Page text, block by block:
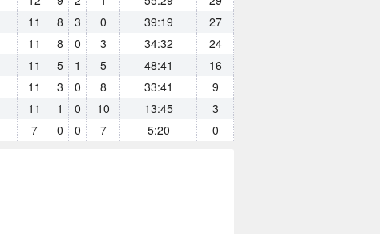
11 8 3 0 39:19
27
11 8 0 3 34:32
24
11 5 1 5 48:41
16
11 3 0 8 33:41
9
11 1 0 10 13:45
3
7 0 0 7 5:20 0